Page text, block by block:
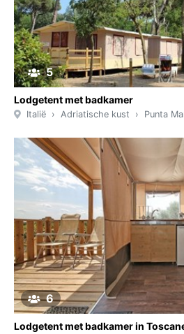
5
Lodgetent met badkamer
Italië Adriatische kust
6
Lodgetent met badkamer in